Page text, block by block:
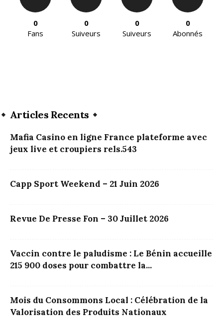
0
Fans
0
Suiveurs
0
Suiveurs
0
Abonnés
Articles Recents
Mafia Casino en ligne France plateforme avec
jeux live et croupiers rels.543
Capp Sport Weekend – 21 Juin 2026
Revue De Presse Fon – 30 Juillet 2026
Vaccin contre le paludisme : Le Bénin accueille
215 900 doses pour combattre la...
Mois du Consommons Local : Célébration de la
Valorisation des Produits Nationaux